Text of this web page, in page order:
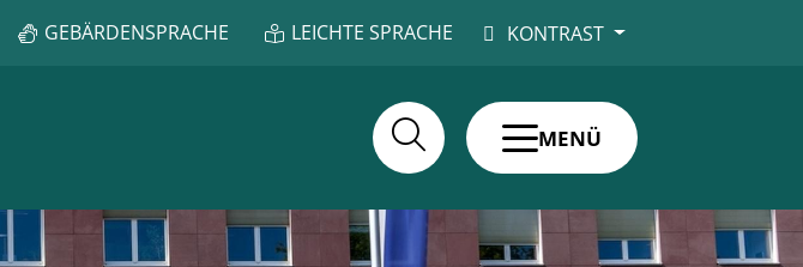
GEBÄRDENSPRACHE LEICHTE SPRACHE KONTRAST
MENÜ